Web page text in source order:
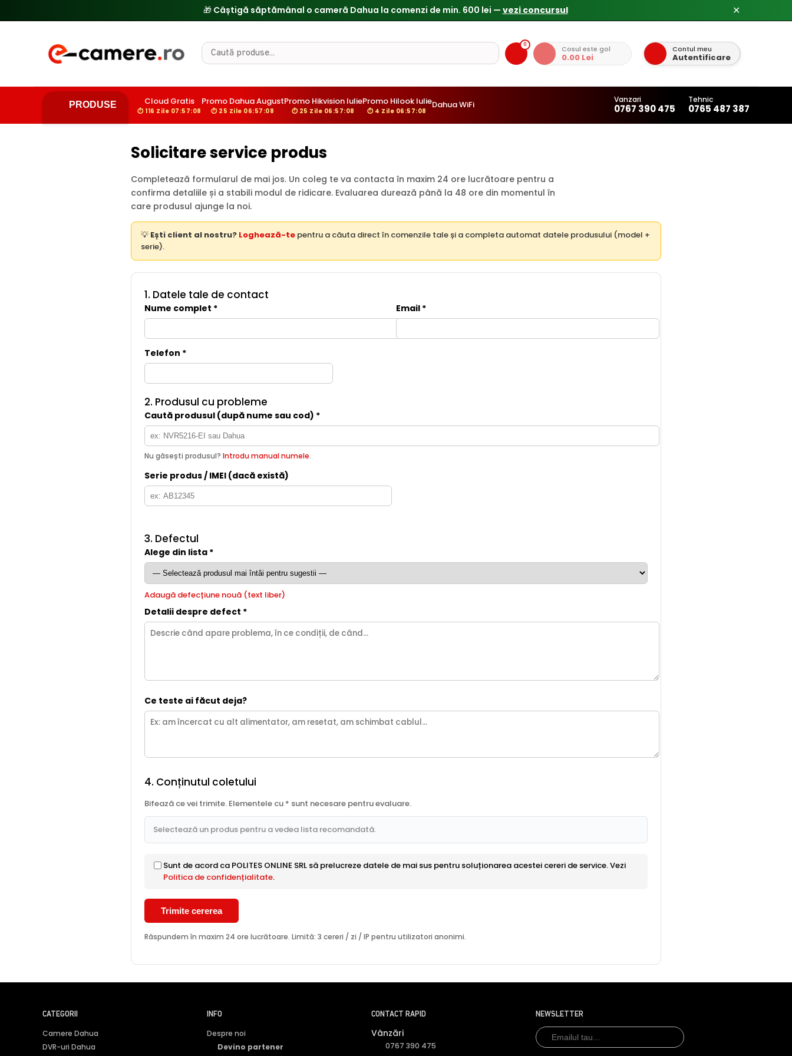
🎁 Câștigă săptămânal o cameră Dahua la comenzi de min. 600 lei — vezi concursul ✕
0 Cosul este gol
0.00 Lei
Contul meu
Autentificare
PRODUSE Cloud Gratis
⏱ 116 Zile 07:57:08
Promo Dahua August
⏱ 25 Zile 06:57:08
Promo Hikvision Iulie
⏱ 25 Zile 06:57:08
Promo Hilook Iulie
⏱ 4 Zile 06:57:08
Dahua WiFi Vanzari
0767 390 475
Tehnic
0765 487 387
Solicitare service produs
Completează formularul de mai jos. Un coleg te va contacta în maxim 24 ore lucrătoare pentru a
confirma detaliile și a stabili modul de ridicare. Evaluarea durează până la 48 ore din momentul în
care produsul ajunge la noi.
💡 Ești client al nostru? Loghează-te pentru a căuta direct în comenzile tale și a completa automat datele produsului (model +
serie).
1. Datele tale de contact
Nume complet * Email *
Telefon *
2. Produsul cu probleme
Caută produsul (după nume sau cod) *
Nu găsești produsul? Introdu manual numele.
Serie produs / IMEI (dacă există)
3. Defectul
Alege din lista *
Adaugă defecțiune nouă (text liber)
Detalii despre defect *
Ce teste ai făcut deja?
4. Conținutul coletului
Bifează ce vei trimite. Elementele cu * sunt necesare pentru evaluare.
Selectează un produs pentru a vedea lista recomandată.
Sunt de acord ca POLITES ONLINE SRL să prelucreze datele de mai sus pentru soluționarea acestei cereri de service. Vezi
Politica de confidențialitate.
Trimite cererea
Răspundem în maxim 24 ore lucrătoare. Limită: 3 cereri / zi / IP pentru utilizatori anonimi.
CATEGORII
Camere Dahua
DVR-uri Dahua
INFO
Despre noi
Devino partener
CONTACT RAPID
Vânzări
0767 390 475
NEWSLETTER